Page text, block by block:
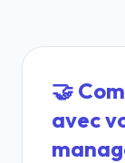
🤝
avec